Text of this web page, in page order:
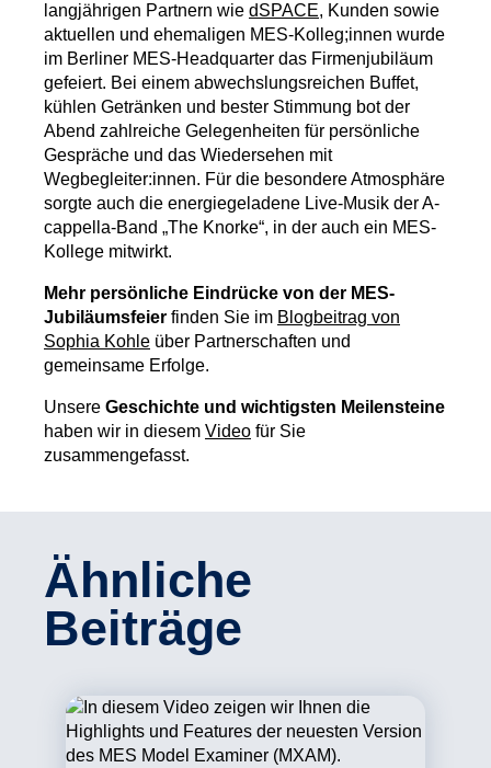
langjährigen Partnern wie dSPACE, Kunden sowie
aktuellen und ehemaligen MES-Kolleg;innen wurde
im Berliner MES-Headquarter das Firmenjubiläum
gefeiert. Bei einem abwechslungsreichen Buffet,
kühlen Getränken und bester Stimmung bot der
Abend zahlreiche Gelegenheiten für persönliche
Gespräche und das Wiedersehen mit
Wegbegleiter:innen. Für die besondere Atmosphäre
sorgte auch die energiegeladene Live-Musik der A-
cappella-Band „The Knorke“, in der auch ein MES-
Kollege mitwirkt.
Mehr persönliche Eindrücke von der MES-
Jubiläumsfeier finden Sie im Blogbeitrag von
Sophia Kohle über Partnerschaften und
gemeinsame Erfolge.
Unsere Geschichte und wichtigsten Meilensteine
haben wir in diesem Video für Sie
zusammengefasst.
Ähnliche
Beiträge